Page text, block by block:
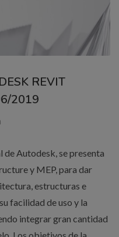
REVIT
2019
Autodesk, se presenta
y MEP, para dar
estructuras e
facilidad de uso y la
integrar gran cantidad